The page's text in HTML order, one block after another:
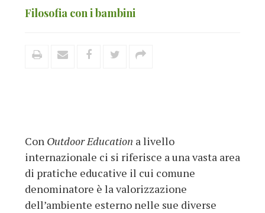
Filosofia con i bambini
Con Outdoor Education a livello
internazionale ci si riferisce a una vasta area
di pratiche educative il cui comune
denominatore è la valorizzazione
dell’ambiente esterno nelle sue diverse